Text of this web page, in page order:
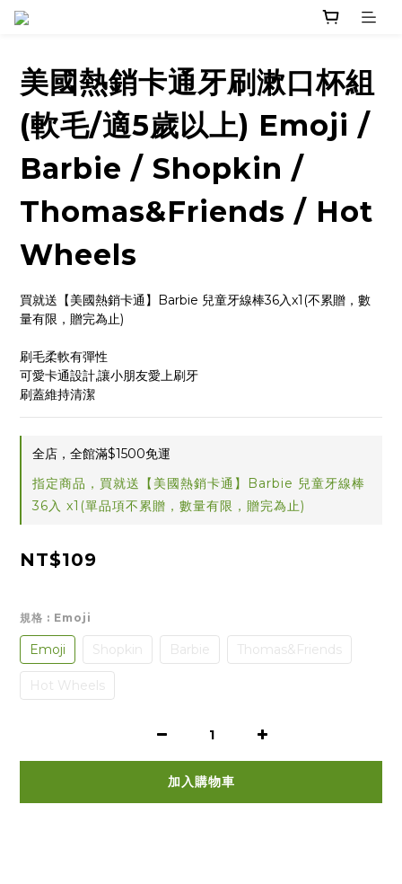
美國熱銷卡通牙刷漱口杯組
(軟毛/適5歲以上) Emoji /
Barbie / Shopkin /
Thomas&Friends / Hot
Wheels
買就送【美國熱銷卡通】Barbie 兒童牙線棒36入x1(不累贈，數
量有限，贈完為止)
刷毛柔軟有彈性
可愛卡通設計,讓小朋友愛上刷牙
刷蓋維持清潔
全店，全館滿$1500免運
指定商品，買就送【美國熱銷卡通】Barbie 兒童牙線棒
36入 x1(單品項不累贈，數量有限，贈完為止)
NT$109
規格 : Emoji
Emoji Shopkin Barbie Thomas&Friends
Hot Wheels
加入購物車